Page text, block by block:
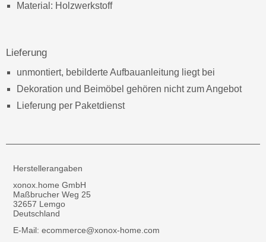
Material: Holzwerkstoff
Lieferung
unmontiert, bebilderte Aufbauanleitung liegt bei
Dekoration und Beimöbel gehören nicht zum Angebot
Lieferung per Paketdienst
Herstellerangaben
xonox.home GmbH
Maßbrucher Weg 25
32657 Lemgo
Deutschland
E-Mail: ecommerce@xonox-home.com